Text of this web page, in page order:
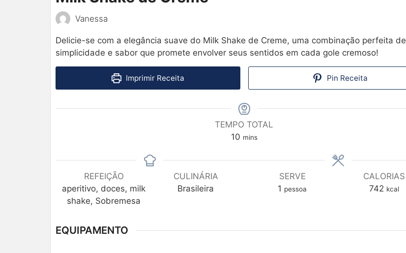
Vanessa
Delicie-se com a elegância suave do Milk Shake de Creme, uma combinação perfeita de
simplicidade e sabor que promete envolver seus sentidos em cada gole cremoso!
Imprimir Receita Pin Receita
TEMPO TOTAL
10 mins
REFEIÇÃO
aperitivo, doces, milk
shake, Sobremesa
CULINÁRIA
Brasileira
SERVE
1 pessoa
CALORIAS
742 kcal
EQUIPAMENTO